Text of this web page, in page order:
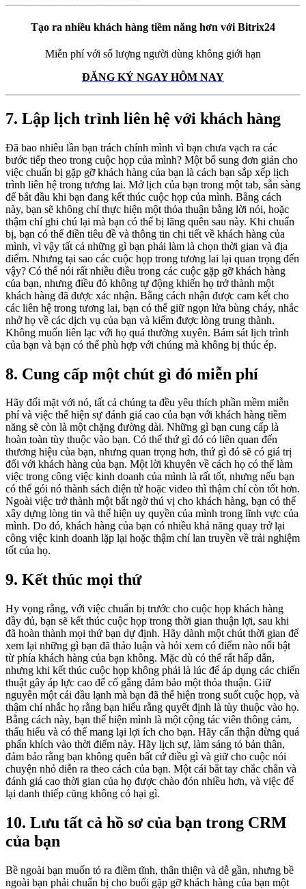
Tạo ra nhiều khách hàng tiềm năng hơn với Bitrix24
Miễn phí với số lượng người dùng không giới hạn
ĐĂNG KÝ NGAY HÔM NAY
7. Lập lịch trình liên hệ với khách hàng
Đã bao nhiêu lần bạn trách chính mình vì bạn chưa vạch ra các
bước tiếp theo trong cuộc họp của mình? Một bổ sung đơn giản cho
việc chuẩn bị gặp gỡ khách hàng của bạn là cách bạn sắp xếp lịch
trình liên hệ trong tương lai. Mở lịch của bạn trong một tab, sẵn sàng
để bắt đầu khi bạn đang kết thúc cuộc họp của mình. Bằng cách
này, bạn sẽ không chỉ thực hiện một thỏa thuận bằng lời nói, hoặc
thậm chí ghi chú lại mà bạn có thể bị lãng quên sau này. Khi chuẩn
bị, bạn có thể điền tiêu đề và thông tin chi tiết về khách hàng của
mình, vì vậy tất cả những gì bạn phải làm là chọn thời gian và địa
điểm. Nhưng tại sao các cuộc họp trong tương lai lại quan trọng đến
vậy? Có thể nói rất nhiều điều trong các cuộc gặp gỡ khách hàng
của bạn, nhưng điều đó không tự động khiến họ trở thành một
khách hàng đã được xác nhận. Bằng cách nhận được cam kết cho
các liên hệ trong tương lai, bạn có thể giữ ngọn lửa bùng cháy, nhắc
nhở họ về các dịch vụ của bạn và kiếm được lòng trung thành.
Không muốn liên lạc với họ quá thường xuyên. Bám sát lịch trình
của bạn và bạn có thể phù hợp với chúng mà không bị thúc ép.
8. Cung cấp một chút gì đó miễn phí
Hãy đối mặt với nó, tất cả chúng ta đều yêu thích phần mềm miễn
phí và việc thể hiện sự đánh giá cao của bạn với khách hàng tiềm
năng sẽ còn là một chặng đường dài. Những gì bạn cung cấp là
hoàn toàn tùy thuộc vào bạn. Có thể thứ gì đó có liên quan đến
thương hiệu của bạn, nhưng quan trọng hơn, thứ gì đó sẽ có giá trị
đối với khách hàng của bạn. Một lời khuyên về cách họ có thể làm
việc trong công việc kinh doanh của mình là rất tốt, nhưng nếu bạn
có thể gói nó thành sách điện tử hoặc video thì thậm chí còn tốt hơn.
Ngoài việc trở thành một bất ngờ thú vị cho khách hàng, bạn có thể
xây dựng lòng tin và thể hiện uy quyền của mình trong lĩnh vực của
mình. Do đó, khách hàng của bạn có nhiều khả năng quay trở lại
công việc kinh doanh lặp lại hoặc thậm chí lan truyền về trải nghiệm
tốt của họ.
9. Kết thúc mọi thứ
Hy vọng rằng, với việc chuẩn bị trước cho cuộc họp khách hàng
đầy đủ, bạn sẽ kết thúc cuộc họp trong thời gian thuận lợi, sau khi
đã hoàn thành mọi thứ bạn dự định. Hãy dành một chút thời gian để
xem lại những gì bạn đã thảo luận và hỏi xem có điểm nào nổi bật
từ phía khách hàng của bạn không. Mặc dù có thể rất hấp dẫn,
nhưng khi kết thúc cuộc họp không phải là lúc để áp dụng các chiến
thuật gây áp lực cao để cố gắng đảm bảo một thỏa thuận. Giữ
nguyên một cái đầu lạnh mà bạn đã thể hiện trong suốt cuộc họp, và
thậm chí nhắc họ rằng bạn hiểu rằng quyết định là tùy thuộc vào họ.
Bằng cách này, bạn thể hiện mình là một cộng tác viên thông cảm,
thấu hiểu và có thể mang lại lợi ích cho bạn. Hãy cẩn thận đừng quá
phấn khích vào thời điểm này. Hãy lịch sự, làm sáng tỏ bản thân,
đảm bảo rằng bạn không quên bất cứ điều gì và giữ cho cuộc nói
chuyện nhỏ diễn ra theo cách của bạn. Một cái bắt tay chắc chắn và
đánh giá cao thời gian của họ được chào đón nhiều hơn, và việc để
lại danh thiếp cũng không có hại gì.
10. Lưu tất cả hồ sơ của bạn trong CRM
của bạn
Bề ngoài bạn muốn tỏ ra điềm tĩnh, thân thiện và dễ gần, nhưng bề
ngoài bạn phải chuẩn bị cho buổi gặp gỡ khách hàng của bạn một